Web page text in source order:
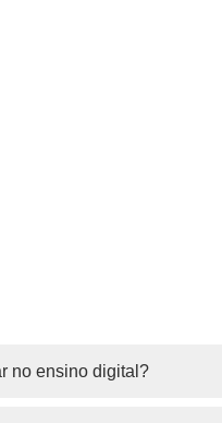
no ensino digital?